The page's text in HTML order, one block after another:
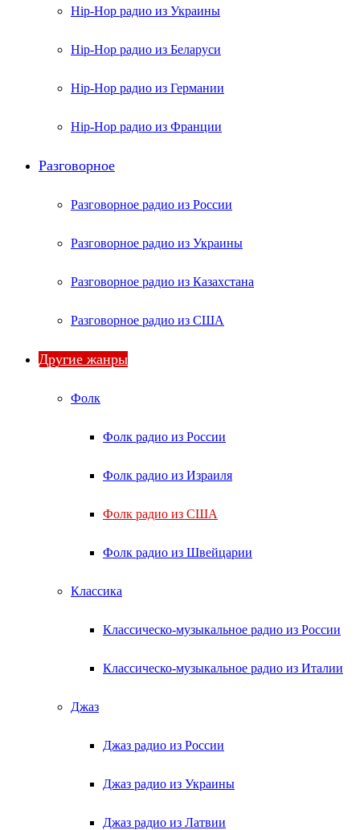
Hip-Hop радио из Украины
Hip-Hop радио из Беларуси
Hip-Hop радио из Германии
Hip-Hop радио из Франции
Разговорное
Разговорное радио из России
Разговорное радио из Украины
Разговорное радио из Казахстана
Разговорное радио из США
Другие жанры
Фолк
Фолк радио из России
Фолк радио из Израиля
Фолк радио из США
Фолк радио из Швейцарии
Классика
Классическо-музыкальное радио из России
Классическо-музыкальное радио из Италии
Джаз
Джаз радио из России
Джаз радио из Украины
Джаз радио из Латвии